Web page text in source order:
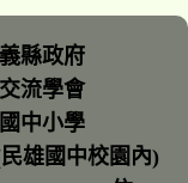
縣政府
流學會
中小學
雄國中校園內)